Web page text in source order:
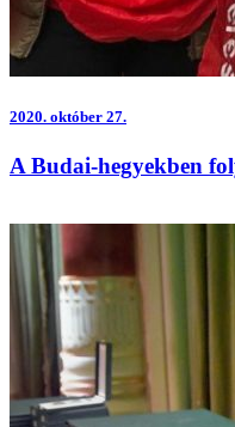
2020. október 27.
A Budai-hegyekben